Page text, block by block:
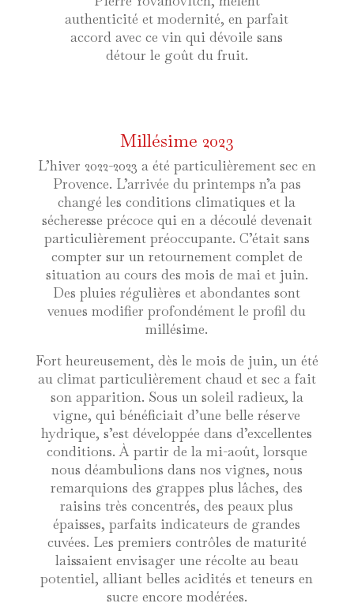
authenticité et modernité, en parfait
accord avec ce vin qui dévoile sans
détour le goût du fruit.
Millésime 2023
L’hiver 2022-2023 a été particulièrement sec en
Provence. L’arrivée du printemps n’a pas
changé les conditions climatiques et la
sécheresse précoce qui en a découlé devenait
particulièrement préoccupante. C’était sans
compter sur un retournement complet de
situation au cours des mois de mai et juin.
Des pluies régulières et abondantes sont
venues modifier profondément le profil du
millésime.
Fort heureusement, dès le mois de juin, un été
au climat particulièrement chaud et sec a fait
son apparition. Sous un soleil radieux, la
vigne, qui bénéficiait d’une belle réserve
hydrique, s’est développée dans d’excellentes
conditions. À partir de la mi-août, lorsque
nous déambulions dans nos vignes, nous
remarquions des grappes plus lâches, des
raisins très concentrés, des peaux plus
épaisses, parfaits indicateurs de grandes
cuvées. Les premiers contrôles de maturité
laissaient envisager une récolte au beau
potentiel, alliant belles acidités et teneurs en
sucre encore modérées.